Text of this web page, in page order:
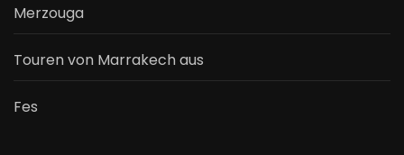
Merzouga
Touren von Marrakech aus
Fes